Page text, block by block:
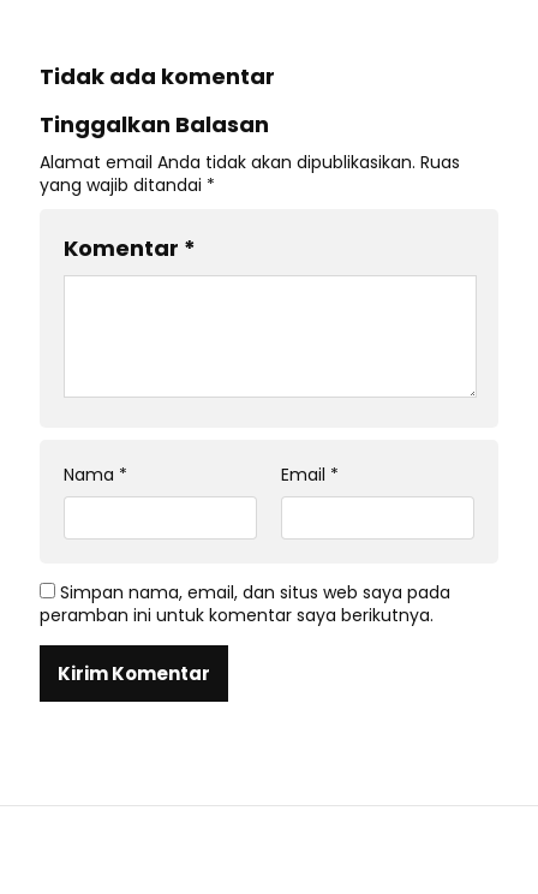
Tidak ada komentar
Tinggalkan Balasan
Alamat email Anda tidak akan dipublikasikan. Ruas
yang wajib ditandai *
Komentar *
Nama * Email *
Simpan nama, email, dan situs web saya pada
peramban ini untuk komentar saya berikutnya.